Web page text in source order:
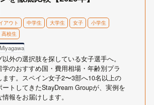
アウト 中学生 大学生 女子
小学生
高校生
外の選択肢を探している女子選手へ。
のおすすめ国・費用相場・年齢別プラ
ます。スペイン女子2〜3部へ10名以上の
トしてきたStayDream Groupが、実例を
報をお届けします。